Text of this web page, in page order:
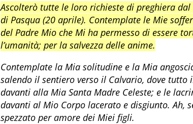
Ascolterò tutte le loro richieste di preghiera
di Pasqua (20 aprile). Contemplate le Mie
del Padre Mio che Mi ha permesso di essere
l’umanità; per la salvezza delle anime.
Contemplate la Mia solitudine e la Mia
salendo il sentiero verso il Calvario, dove tutto
davanti alla Mia Santa Madre Celeste; e le
davanti al Mio Corpo lacerato e disgiunto. Ah,
spezzato per amore dei Miei figli.